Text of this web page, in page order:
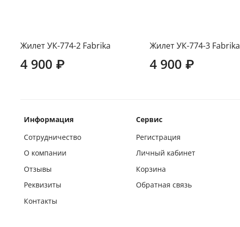
Жилет УК-774-2 Fabrika
4 900 ₽
Жилет УК-774-3 Fabrika
4 900 ₽
Информация
Сотрудничество
О компании
Отзывы
Реквизиты
Контакты
Сервис
Регистрация
Личный кабинет
Корзина
Обратная связь